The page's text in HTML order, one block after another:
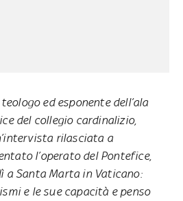
ed esponente dell’ala
del collegio cardinalizio,
rilasciata a
l’operato del Pontefice,
a Santa Marta in Vaticano:
e le sue capacità e penso